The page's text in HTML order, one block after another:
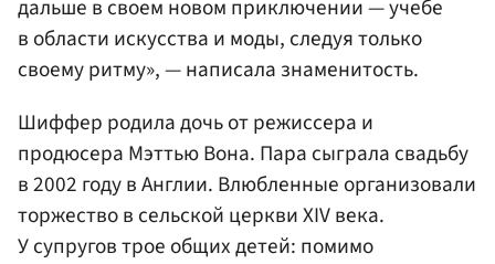
дальше в своем новом приключении — учебе
в области искусства и моды, следуя только
своему ритму», — написала знаменитость.
Шиффер родила дочь от режиссера и
продюсера Мэттью Вона. Пара сыграла свадьбу
в 2002 году в Англии. Влюбленные организовали
торжество в сельской церкви XIV века.
У супругов трое общих детей: помимо